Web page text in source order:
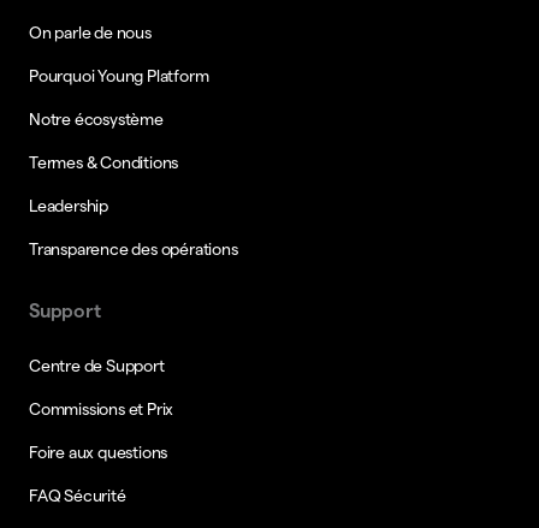
On parle de nous
Pourquoi Young Platform
Notre écosystème
Termes & Conditions
Leadership
Transparence des opérations
Support
Centre de Support
Commissions et Prix
Foire aux questions
FAQ Sécurité